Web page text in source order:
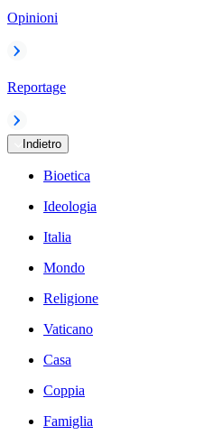
Opinioni
Reportage
Indietro
Bioetica
Ideologia
Italia
Mondo
Religione
Vaticano
Casa
Coppia
Famiglia